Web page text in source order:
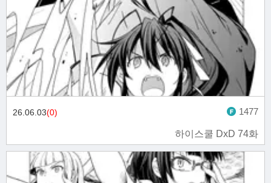
하이스쿨 DxD 74화
26.06.03(0) 1477